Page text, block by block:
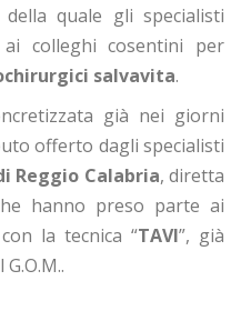
quale gli specialisti
colleghi cosentini per
salvavita.
già nei giorni
offerto dagli specialisti
Reggio Calabria, diretta
hanno preso parte ai
la tecnica “TAVI”, già